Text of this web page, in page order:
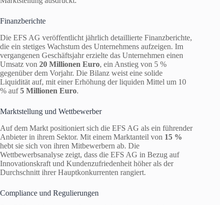
Finanzberichte
Die EFS AG veröffentlicht jährlich detaillierte Finanzberichte,
die ein stetiges Wachstum des Unternehmens aufzeigen. Im
vergangenen Geschäftsjahr erzielte das Unternehmen einen
Umsatz von 20 Millionen Euro, ein Anstieg von 5 %
gegenüber dem Vorjahr. Die Bilanz weist eine solide
Liquidität auf, mit einer Erhöhung der liquiden Mittel um 10
% auf5 Millionen Euro.
Marktstellung und Wettbewerber
Auf dem Markt positioniert sich die EFS AG als ein führender
Anbieter in ihrem Sektor. Mit einem Marktanteil von 15 %
hebt sie sich von ihren Mitbewerbern ab. Die
Wettbewerbsanalyse zeigt, dass die EFS AG in Bezug auf
Innovationskraft und Kundenzufriedenheit höher als der
Durchschnitt ihrer Hauptkonkurrenten rangiert.
Compliance und Regulierungen